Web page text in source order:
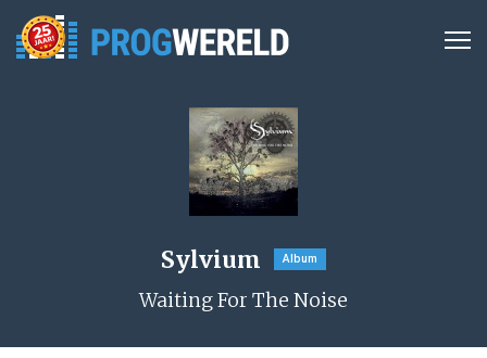
Sylvium Album
Waiting For The Noise